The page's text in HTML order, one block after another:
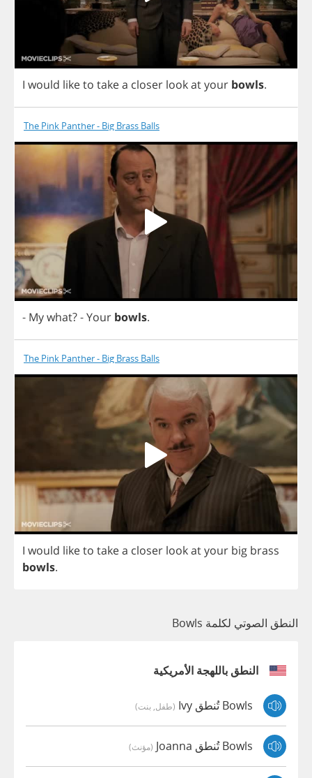
I would liketo takea closer lookatyour bowls.
The Pink Panther - Big Brass Balls
- Mywhat?-Your bowls.
The Pink Panther - Big Brass Balls
I would liketo takea closer lookatyour big brass
bowls.
النطق الصوتي لكلمة Bowls
النطق باللهجة الأمريكية
Bowls تُنطق Ivy (طفل, بنت)
Bowls تُنطق Joanna (مؤنث)